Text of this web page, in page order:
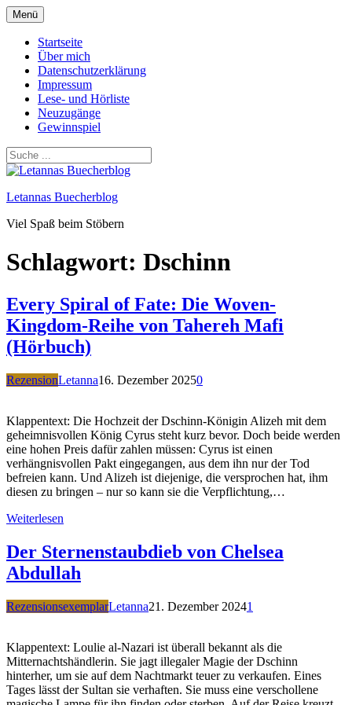
Zum
Inhalt
springen
Menü
Startseite
Über mich
Datenschutzerklärung
Impressum
Lese- und Hörliste
Neuzugänge
Gewinnspiel
Letannas Buecherblog
Viel Spaß beim Stöbern
Schlagwort: Dschinn
Every Spiral of Fate: Die Woven-
Kingdom-Reihe von Tahereh Mafi
(Hörbuch)
RezensionLetanna16. Dezember 20250
Klappentext: Die Hochzeit der Dschinn-Königin Alizeh mit dem
geheimnisvollen König Cyrus steht kurz bevor. Doch beide werden
eine hohen Preis dafür zahlen müssen: Cyrus ist einen
verhängnisvollen Pakt eingegangen, aus dem ihn nur der Tod
befreien kann. Und Alizeh ist diejenige, die versprochen hat, ihm
diesen zu bringen – nur so kann sie die Verpflichtung,…
Weiterlesen
Der Sternenstaubdieb von Chelsea
Abdullah
RezensionsexemplarLetanna21. Dezember 20241
Klappentext: Loulie al-Nazari ist überall bekannt als die
Mitternachtshändlerin. Sie jagt illegaler Magie der Dschinn
hinterher, um sie auf dem Nachtmarkt teuer zu verkaufen. Eines
Tages lässt der Sultan sie verhaften. Sie muss eine verschollene